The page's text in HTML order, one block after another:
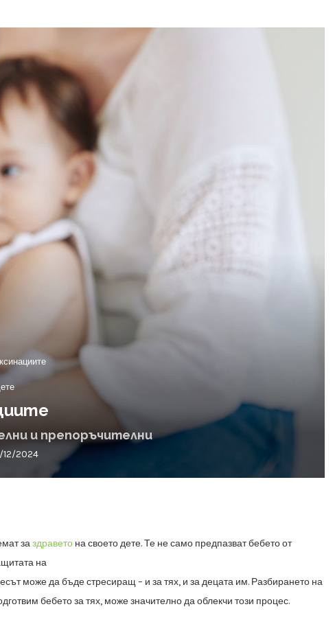
и препоръчителни
12/2024
заздравето на своето дете. Те не само предпазват бебето от
на
може да бъде стресиращ – и за тях, и за децата им. Разбирането на
бебето за тях, може значително да облекчи този процес.